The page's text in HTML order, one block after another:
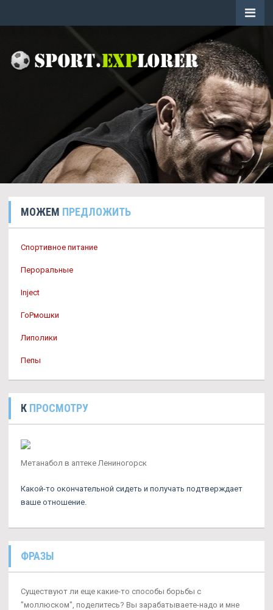
МОЖЕМ ПРЕДЛОЖИТЬ
Спортивное питание
Пероральные
Inject
ГоРмошки
Липолики
Пепы
К ПРОСМОТРУ
Метанабол в аптеке Лениногорск
Какой-то окончательной сидеть и получать подтверждает
ваше отношение.
ФРАЗЫ
Существуют ли еще какие-то способы борьбы с
"моллюском", поделитесь? Вы зарабатываете-надо и мне